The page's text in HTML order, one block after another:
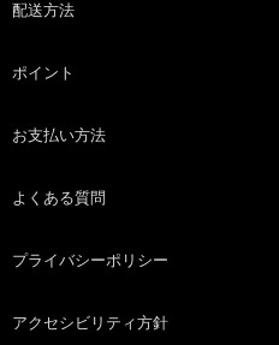
配送方法
ポイント
お支払い方法
よくある質問
プライバシーポリシー
アクセシビリティ方針